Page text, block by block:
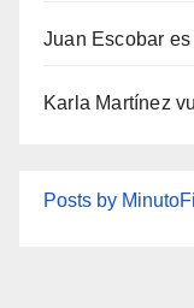
Juan Escobar
Karla Martínez
Posts by